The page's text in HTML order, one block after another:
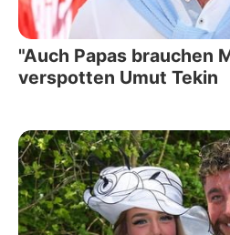
"Auch Papas brauchen
verspotten Umut Tekin